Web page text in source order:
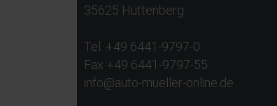
35625 Hüttenberg
Tel. +49 6441-9797-0
Fax +49 6441-9797-55
info@auto-mueller-online.de